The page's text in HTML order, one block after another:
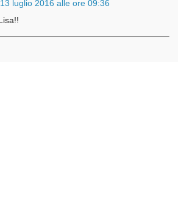
13 luglio 2016 alle ore 09:36